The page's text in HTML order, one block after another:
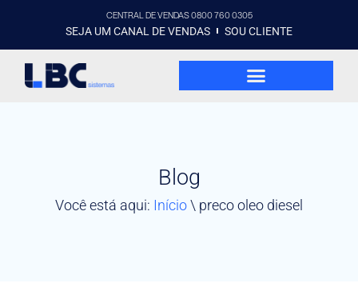
CENTRAL DE VENDAS 0800 760 0305
SEJA UM CANAL DE VENDAS SOU CLIENTE
Blog
Você está aqui: Início\ preco oleo diesel